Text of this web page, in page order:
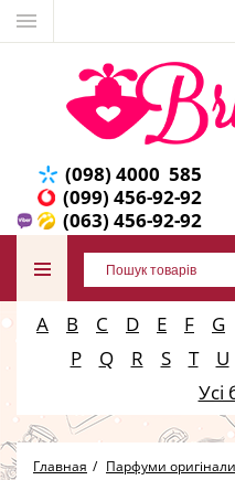
(098) 4000 585
(099) 456-92-92
(063) 456-92-92
A B C D E F G
P
Q R S T U
Усі
Главная Парфуми оригінали